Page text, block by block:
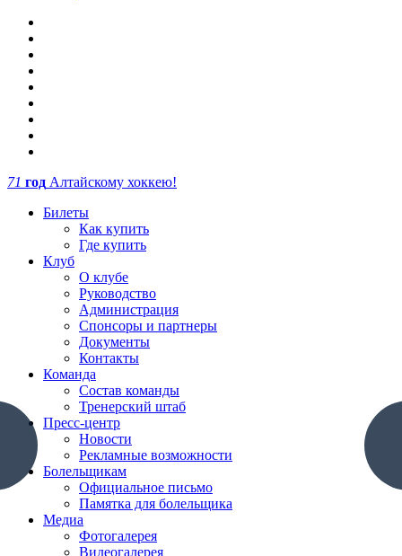
71 год Алтайскому хоккею!
Билеты
Как купить
Где купить
Клуб
О клубе
Руководство
Администрация
Спонсоры и партнеры
Документы
Контакты
Команда
Состав команды
Тренерский штаб
Пресс-центр
Новости
Рекламные возможности
Болельщикам
Официальное письмо
Памятка для болельщика
Медиа
Фотогалерея
Видеогалерея